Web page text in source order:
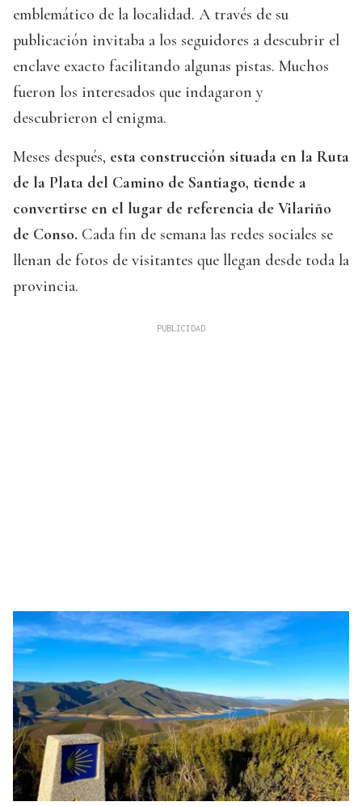
emblemático de la localidad. A través de su
publicación invitaba a los seguidores a descubrir el
enclave exacto facilitando algunas pistas. Muchos
fueron los interesados que indagaron y
descubrieron el enigma.
Meses después, esta construcción situada en la Ruta
de la Plata del Camino de Santiago, tiende a
convertirse en el lugar de referencia de Vilariño
de Conso. Cada fin de semana las redes sociales se
llenan de fotos de visitantes que llegan desde toda la
provincia.